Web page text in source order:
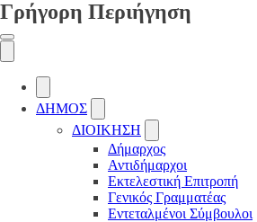
Γρήγορη Περιήγηση
ΔΗΜΟΣ
ΔΙΟΙΚΗΣΗ
Δήμαρχος
Αντιδήμαρχοι
Εκτελεστική Επιτροπή
Γενικός Γραμματέας
Εντεταλμένοι Σύμβουλοι